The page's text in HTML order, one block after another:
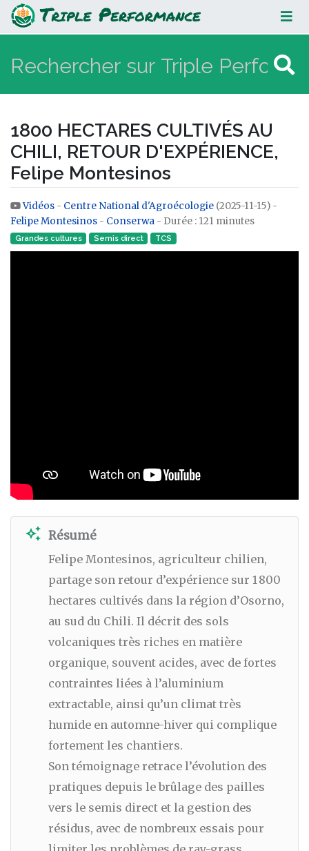
1800 HECTARES CULTIVÉS AU CHILI,
RETOUR D'EXPÉRIENCE, Felipe
Montesinos
1800 HECTARES CULTIVÉS AU
CHILI, RETOUR D'EXPÉRIENCE,
Felipe Montesinos
Aller à :navigation,rechercher
Vidéos - Centre National d'Agroécologie (2025-11-15) -
Felipe Montesinos - Conserwa - Durée : 121 minutes
Grandes cultures Semis direct TCS
auto_awesome Résumé
Felipe Montesinos, agriculteur chilien,
partage son retour d’expérience sur 1 800
hectares cultivés dans la région d’Osorno,
au sud du Chili. Il décrit des sols
volcaniques très riches en matière
organique, souvent acides, avec de fortes
contraintes liées à l’aluminium
extractable, ainsi qu’un climat très
humide en automne-hiver qui complique
fortement les chantiers.
Son témoignage retrace l’évolution des
pratiques depuis le brûlage des pailles
vers le semis direct et la gestion des
résidus, avec de nombreux essais pour